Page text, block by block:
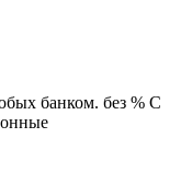
банком. без % С